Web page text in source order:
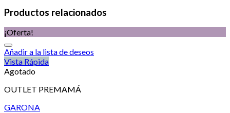
Productos relacionados
¡Oferta!
Añadir a la lista de deseos
Vista Rápida
Agotado
OUTLET PREMAMÁ
GARONA